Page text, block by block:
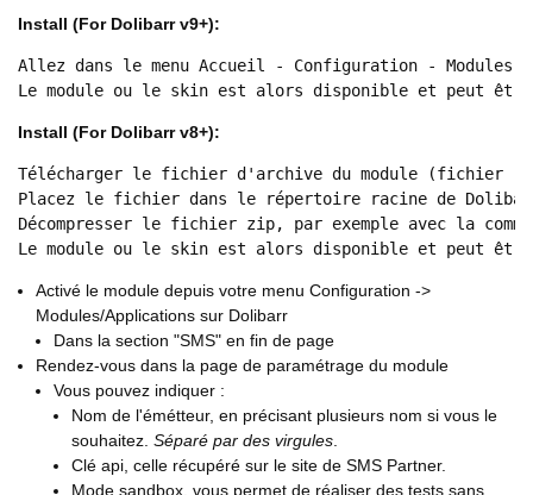
Install (For Dolibarr v9+):
Allez dans le menu Accueil - Configuration -
Le module ou le skin est alors disponible et peut
Install (For Dolibarr v8+):
Télécharger le fichier d'archive du module (fichier
Placez le fichier dans le répertoire racine de
Décompresser le fichier zip, par exemple avec la
Le module ou le skin est alors disponible et peut
Activé le module depuis votre menu Configuration ->
Modules/Applications sur Dolibarr
Dans la section "SMS" en fin de page
Rendez-vous dans la page de paramétrage du module
Vous pouvez indiquer :
Nom de l'émétteur, en précisant plusieurs nom si vous le
souhaitez. Séparé par des virgules.
Clé api, celle récupéré sur le site de SMS Partner.
Mode sandbox, vous permet de réaliser des tests sans